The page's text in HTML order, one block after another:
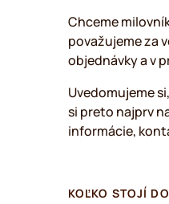
Chceme
považujeme za
objednávky a v
Uvedomujeme
si preto najprv
informácie,
KOĽKO STOJÍ